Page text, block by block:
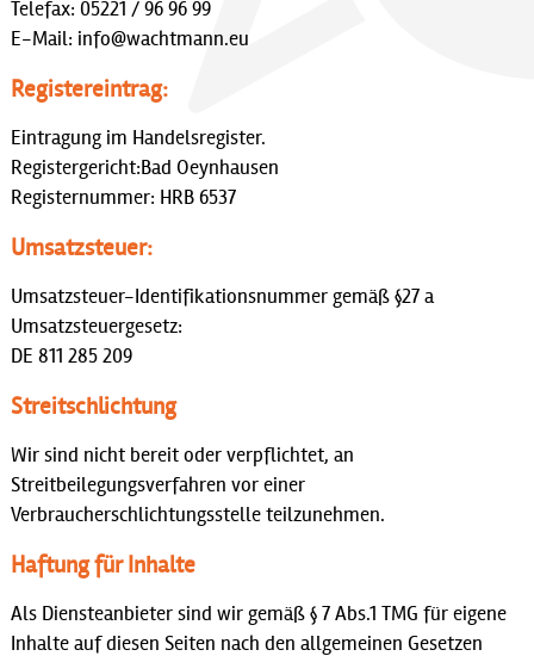
Telefax: 05221 / 96 96 99
E-Mail: info@wachtmann.eu
Registereintrag:
Eintragung im Handelsregister.
Registergericht:Bad Oeynhausen
Registernummer: HRB 6537
Umsatzsteuer:
Umsatzsteuer-Identifikationsnummer gemäß §27 a
Umsatzsteuergesetz:
DE 811 285 209
Streitschlichtung
Wir sind nicht bereit oder verpflichtet, an
Streitbeilegungsverfahren vor einer
Verbraucherschlichtungsstelle teilzunehmen.
Haftung für Inhalte
Als Diensteanbieter sind wir gemäß § 7 Abs.1 TMG für eigene
Inhalte auf diesen Seiten nach den allgemeinen Gesetzen